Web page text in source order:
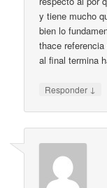
y tiene mucho
bien lo
thace
al final termina
Responder ↓